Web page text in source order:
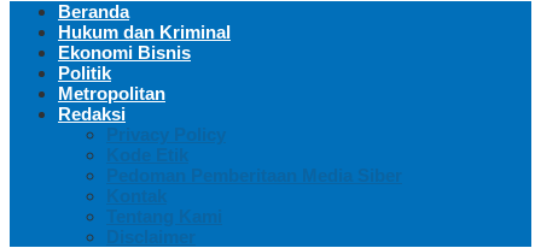
Beranda
Hukum dan Kriminal
Ekonomi Bisnis
Politik
Metropolitan
Redaksi
Privacy Policy
Kode Etik
Pedoman Pemberitaan Media Siber
Kontak
Tentang Kami
Disclaimer